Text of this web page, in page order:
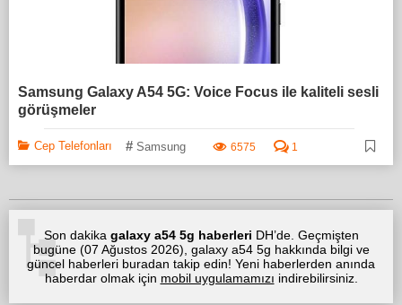
Samsung Galaxy A54 5G: Voice Focus ile kaliteli sesli
görüşmeler
Cep Telefonları # Samsung 6575 1
Son dakika galaxy a54 5g haberleri DH’de. Geçmişten
bugüne (07 Ağustos 2026), galaxy a54 5g hakkında bilgi ve
güncel haberleri buradan takip edin! Yeni haberlerden anında
haberdar olmak için mobil uygulamamızı indirebilirsiniz.